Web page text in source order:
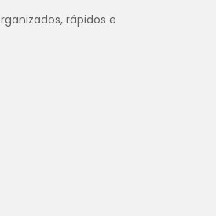
rápidos e